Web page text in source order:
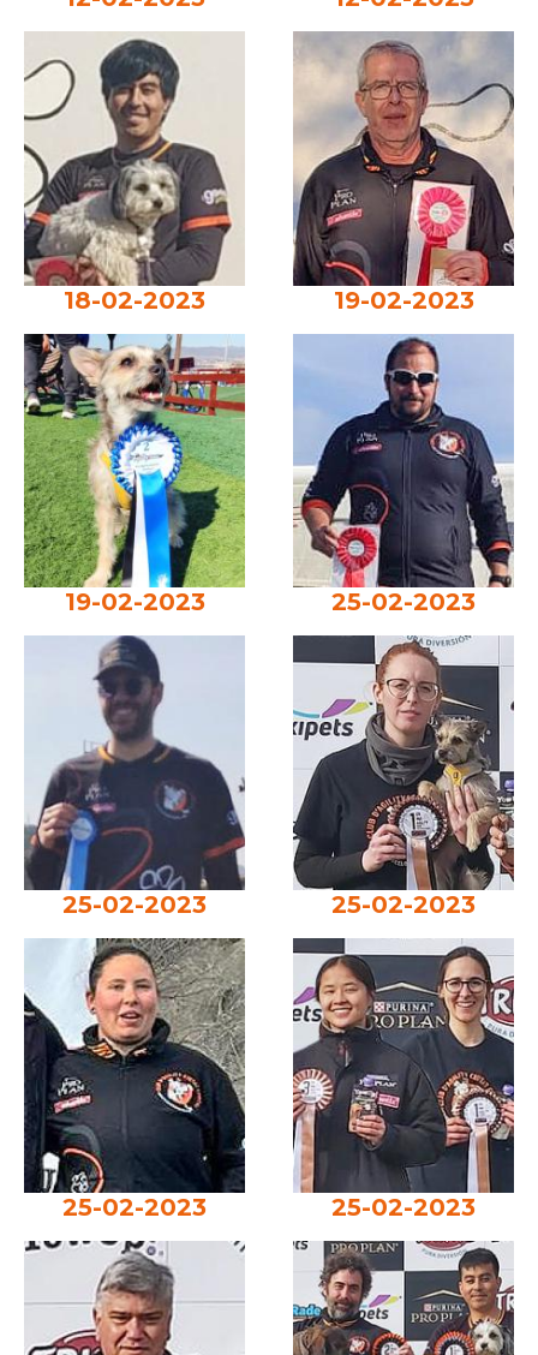
18-02-2023 19-02-2023
19-02-2023 25-02-2023
25-02-2023 25-02-2023
25-02-2023 25-02-2023